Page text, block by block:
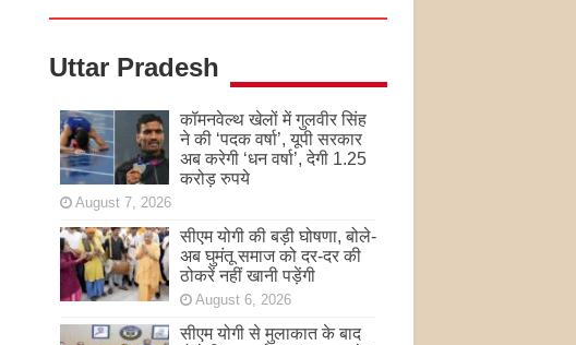
Uttar Pradesh
कॉमनवेल्थ खेलों में गुलवीर सिंह
ने की ‘पदक वर्षा’, यूपी सरकार
अब करेगी ‘धन वर्षा’, देगी 1.25
करोड़ रुपये
August 7, 2026
सीएम योगी की बड़ी घोषणा, बोले-
अब घुमंतू समाज को दर-दर की
ठोकरें नहीं खानी पड़ेंगी
August 6, 2026
सीएम योगी से मुलाकात के बाद